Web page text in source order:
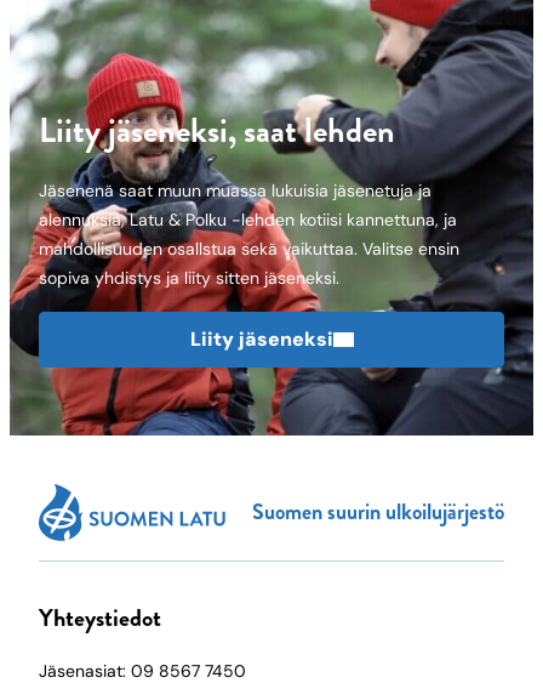
Liity jäseneksi, saat lehden
Jäsenenä saat muun muassa lukuisia jäsenetuja ja
alennuksia, Latu & Polku -lehden kotiisi kannettuna, ja
mahdollisuuden osallstua sekä vaikuttaa. Valitse ensin
sopiva yhdistys ja liity sitten jäseneksi.
Liity jäseneksi
Suomen suurin ulkoilujärjestö
Yhteystiedot
Jäsenasiat: 09 8567 7450